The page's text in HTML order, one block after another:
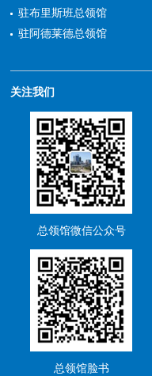
驻布里斯班总领馆
驻阿德莱德总领馆
关注我们
总领馆微信公众号
总领馆脸书